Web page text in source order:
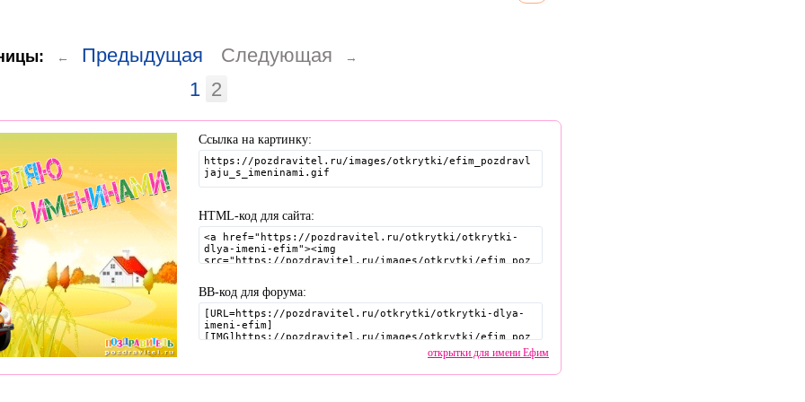
← Предыдущая Следующая →
1 2
Ссылка на картинку:
HTML-код для сайта:
BB-код для форума:
открытки для имени Ефим